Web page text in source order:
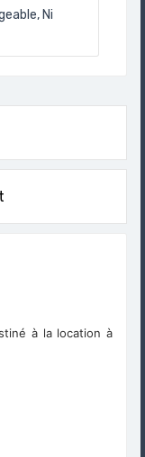
Ni
à la location à